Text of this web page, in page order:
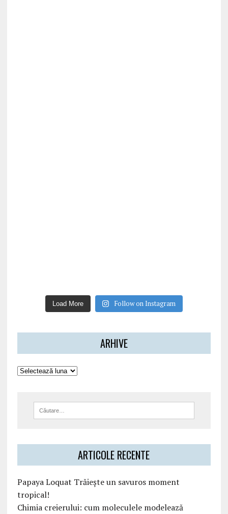
Load More Follow on Instagram
ARHIVE
ARTICOLE RECENTE
Papaya Loquat Trăiește un savuros moment
tropical!
Chimia creierului: cum moleculele modelează